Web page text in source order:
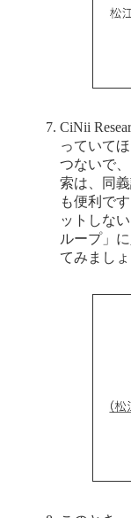
CiNii
っていて
つないで
索は、同
も便利で
ットしな
ループ」
てみましょ